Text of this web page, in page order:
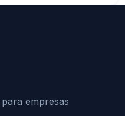
empresas